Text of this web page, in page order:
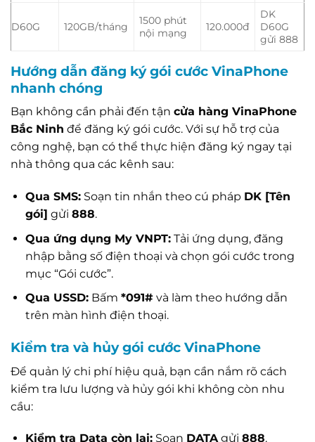
D60G 120GB/tháng
1500 phút
nội mạng
120.000đ
DK
D60G
gửi 888
Hướng dẫn đăng ký gói cước VinaPhone
nhanh chóng
Bạn không cần phải đến tận cửa hàng VinaPhone
Bắc Ninh để đăng ký gói cước. Với sự hỗ trợ của
công nghệ, bạn có thể thực hiện đăng ký ngay tại
nhà thông qua các kênh sau:
Qua SMS:Soạn tin nhắn theo cú pháp DK [Tên
gói] gửi 888.
Qua ứng dụng My VNPT:Tải ứng dụng, đăng
nhập bằng số điện thoại và chọn gói cước trong
mục “Gói cước”.
Qua USSD:Bấm *091#và làm theo hướng dẫn
trên màn hình điện thoại.
Kiểm tra và hủy gói cước VinaPhone
Để quản lý chi phí hiệu quả, bạn cần nắm rõ cách
kiểm tra lưu lượng và hủy gói khi không còn nhu
cầu:
Kiểm tra Data còn lại:Soạn DATAgửi 888.